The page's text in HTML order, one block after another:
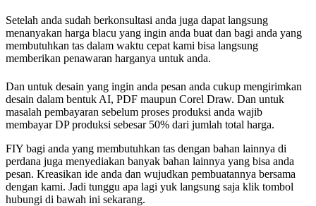
Setelah anda sudah berkonsultasi anda juga dapat langsung
menanyakan harga blacu yang ingin anda buat dan bagi anda yang
membutuhkan tas dalam waktu cepat kami bisa langsung
memberikan penawaran harganya untuk anda.
Dan untuk desain yang ingin anda pesan anda cukup mengirimkan
desain dalam bentuk AI, PDF maupun Corel Draw. Dan untuk
masalah pembayaran sebelum proses produksi anda wajib
membayar DP produksi sebesar 50% dari jumlah total harga.
FIY bagi anda yang membutuhkan tas dengan bahan lainnya di
perdana juga menyediakan banyak bahan lainnya yang bisa anda
pesan. Kreasikan ide anda dan wujudkan pembuatannya bersama
dengan kami. Jadi tunggu apa lagi yuk langsung saja klik tombol
hubungi di bawah ini sekarang.